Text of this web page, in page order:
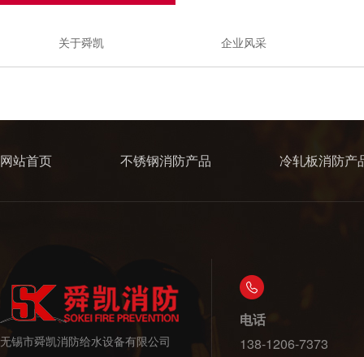
关于舜凯 企业风采
网站首页 不锈钢消防产品 冷轧板消防产
无锡市舜凯消防给水设备有限公司
电话
138-1206-7373